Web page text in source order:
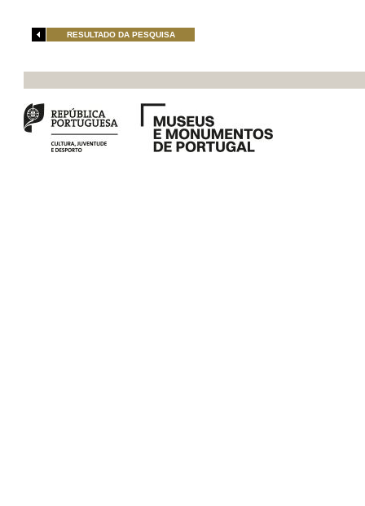
RESULTADO DA PESQUISA